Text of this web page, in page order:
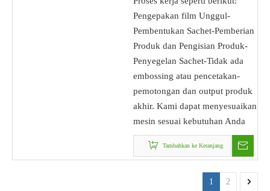
Pengepakan film Unggul-
Pembentukan Sachet-Pemberian
Produk dan Pengisian Produk-
Penyegelan Sachet-Tidak ada
embossing atau pencetakan-
pemotongan dan output produk
akhir. Kami dapat menyesuaikan
mesin sesuai kebutuhan Anda
Tambahkan ke Keranjang
1 2